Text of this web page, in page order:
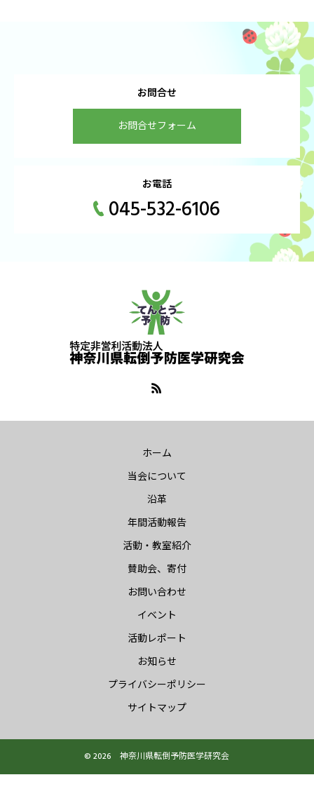
お問合せ
お問合せフォーム
お電話
045-532-6106
ホーム
当会について
沿革
年間活動報告
活動・教室紹介
賛助会、寄付
お問い合わせ
イベント
活動レポート
お知らせ
プライバシーポリシー
サイトマップ
© 2026 神奈川県転倒予防医学研究会